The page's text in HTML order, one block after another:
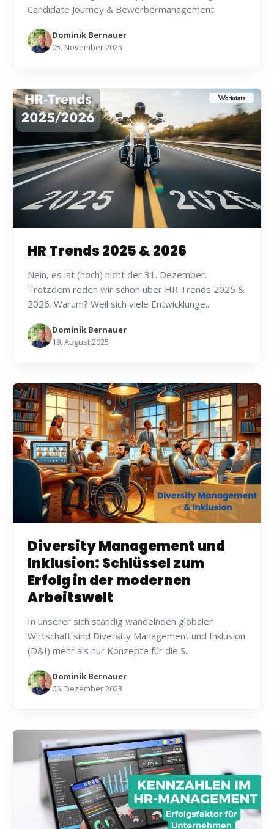
Candidate Journey & Bewerbermanagement
Dominik Bernauer
05. November 2025
HR Trends 2025 & 2026
Nein, es ist (noch) nicht der 31. Dezember.
Trotzdem reden wir schon über HR Trends 2025 &
2026. Warum? Weil sich viele Entwicklunge...
Dominik Bernauer
19. August 2025
Diversity Management und
Inklusion: Schlüssel zum
Erfolg in der modernen
Arbeitswelt
In unserer sich ständig wandelnden globalen
Wirtschaft sind Diversity Management und Inklusion
(D&I) mehr als nur Konzepte für die S...
Dominik Bernauer
06. Dezember 2023